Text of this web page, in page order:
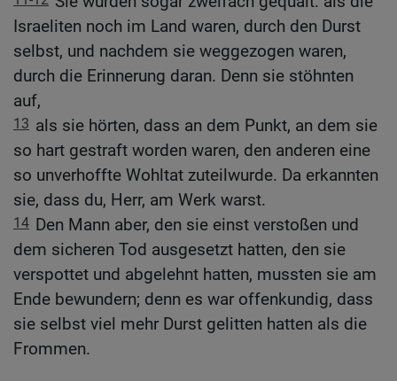
Israeliten noch im Land waren, durch den Durst
selbst, und nachdem sie weggezogen waren,
durch die Erinnerung daran. Denn sie stöhnten
auf,
13 als sie hörten, dass an dem Punkt, an dem sie
so hart gestraft worden waren, den anderen eine
so unverhoffte Wohltat zuteilwurde. Da erkannten
sie, dass du, Herr, am Werk warst.
14 Den Mann aber, den sie einst verstoßen und
dem sicheren Tod ausgesetzt hatten, den sie
verspottet und abgelehnt hatten, mussten sie am
Ende bewundern; denn es war offenkundig, dass
sie selbst viel mehr Durst gelitten hatten als die
Frommen.